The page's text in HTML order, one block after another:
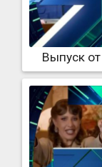
Выпуск